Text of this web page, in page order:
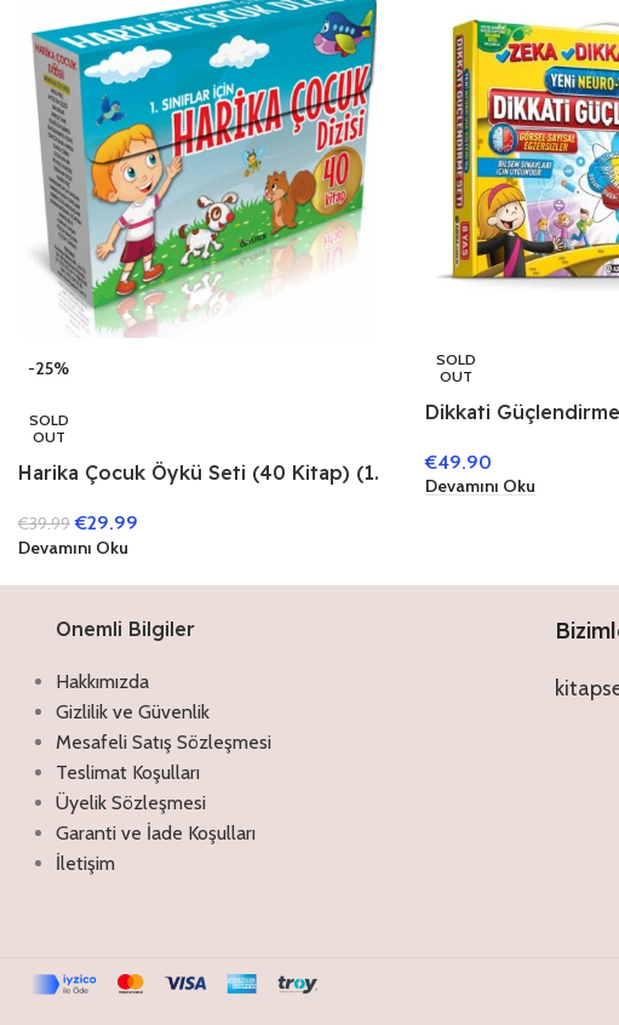
-25%
SOLD
OUT
Harika Çocuk Öykü Seti (40 Kitap) (1.
€39.99 €29.99
Devamını Oku
SOLD
OUT
Dikkati
€49.90
Devamını Oku
Onemli Bilgiler
Hakkımızda
Gizlilik ve Güvenlik
Mesafeli Satış Sözleşmesi
Teslimat Koşulları
Üyelik Sözleşmesi
Garanti ve İade Koşulları
İletişim